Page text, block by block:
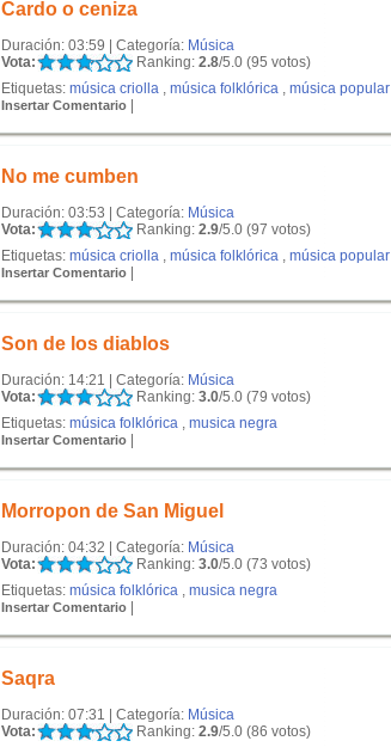
Cardo o ceniza
Duración: 03:59 | Categoría: Música
Vota:
Ranking: 2.8/5.0 (95 votos)
Etiquetas: música criolla música folklórica música popular
Insertar Comentario |
No me cumben
Duración: 03:53 | Categoría: Música
Vota:
Ranking: 2.9/5.0 (97 votos)
Etiquetas: música criolla música folklórica música popular
Insertar Comentario |
Son de los diablos
Duración: 14:21 | Categoría: Música
Vota:
Ranking: 3.0/5.0 (79 votos)
Etiquetas: música folklórica musica negra
Insertar Comentario |
Morropon de San Miguel
Duración: 04:32 | Categoría: Música
Vota:
Ranking: 3.0/5.0 (73 votos)
Etiquetas: música folklórica musica negra
Insertar Comentario |
Saqra
Duración: 07:31 | Categoría: Música
Vota:
Ranking: 2.9/5.0 (86 votos)